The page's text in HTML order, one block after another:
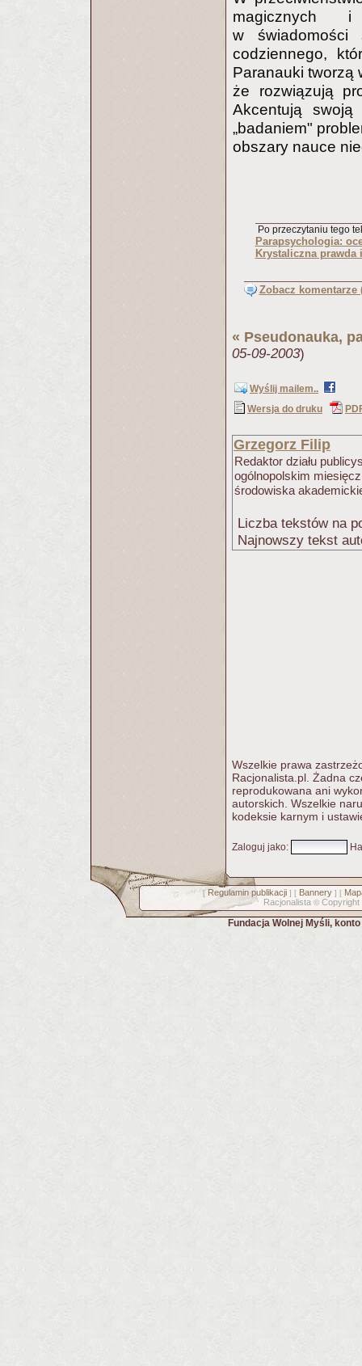
magicznych i
w świadomości
codziennego,
Paranauki tworzą
że rozwiązują
Akcentują
„badaniem"
obszary nauce
Po przeczytaniu tego
Parapsychologia:
Krystaliczna prawda
Zobacz komentarze
« Pseudonauka,
05-09-2003)
Wyślij mailem..
Wersja do druku
Grzegorz Filip
Redaktor działu
ogólnopolskim
środowiska
Liczba tekstów na
Najnowszy tekst
Wszelkie prawa
Racjonalista.pl. Żadna
reprodukowana ani
autorskich. Wszelkie
kodeksie karnym i
Zaloguj jako:
[ Regulamin publikacji] [ Bannery] [
Racjonalista © Copyright
Fundacja Wolnej Myśli,